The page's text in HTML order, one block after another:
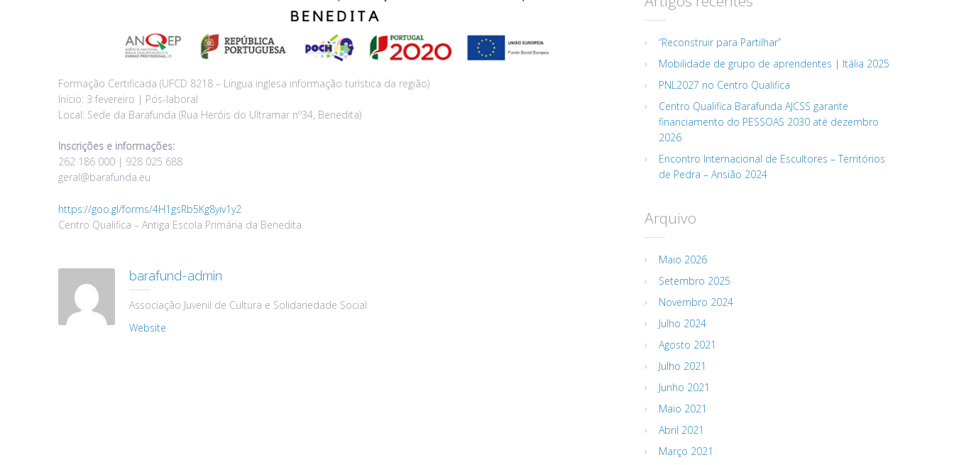
Formação Certificada (UFCD 8218 – Língua inglesa informação turística da região)
Início: 3 fevereiro | Pós-laboral
Local: Sede da Barafunda (Rua Heróis do Ultramar nº34, Benedita)
Inscrições e informações:
262 186 000 | 928 025 688
geral@barafunda.eu
https://goo.gl/forms/4H1gsRb5Kg8yiv1y2
Centro Qualifica – Antiga Escola Primária da Benedita
barafund-admin
Associação Juvenil de Cultura e Solidariedade Social
Website
“Reconstruir para Partilhar”
Mobilidade de grupo de aprendentes | Itália 2025
PNL2027 no Centro Qualifica
Centro Qualifica Barafunda AJCSS garante
financiamento do PESSOAS 2030 até dezembro
2026
Encontro Internacional de Escultores – Territórios
de Pedra – Ansião 2024
Arquivo
Maio 2026
Setembro 2025
Novembro 2024
Julho 2024
Agosto 2021
Julho 2021
Junho 2021
Maio 2021
Abril 2021
Março 2021